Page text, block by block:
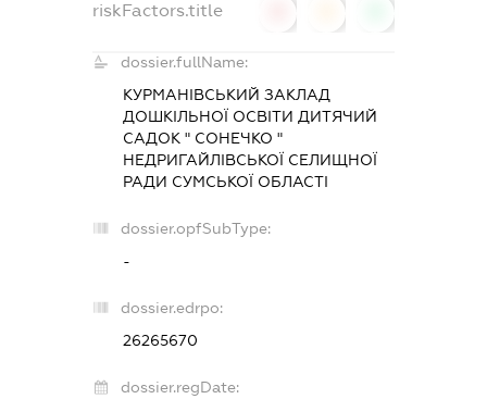
riskFactors.title
dossier.fullName:
КУРМАНІВСЬКИЙ ЗАКЛАД
ДОШКІЛЬНОЇ ОСВІТИ ДИТЯЧИЙ
САДОК " СОНЕЧКО "
НЕДРИГАЙЛІВСЬКОЇ СЕЛИЩНОЇ
РАДИ СУМСЬКОЇ ОБЛАСТІ
dossier.opfSubType:
-
dossier.edrpo:
26265670
dossier.regDate: